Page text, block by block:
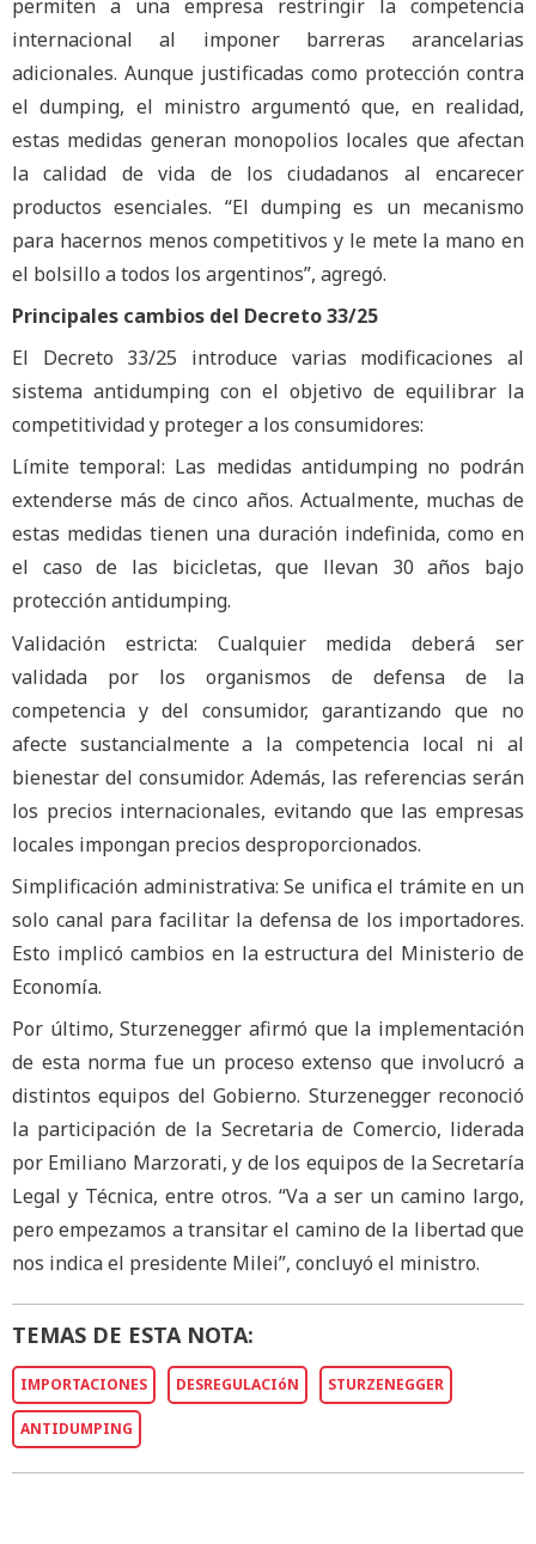
permiten a una empresa restringir la competencia
internacional al imponer barreras arancelarias
adicionales. Aunque justificadas como protección contra
el dumping, el ministro argumentó que, en realidad,
estas medidas generan monopolios locales que afectan
la calidad de vida de los ciudadanos al encarecer
productos esenciales. “El dumping es un mecanismo
para hacernos menos competitivos y le mete la mano en
el bolsillo a todos los argentinos”, agregó.
Principales cambios del Decreto 33/25
El Decreto 33/25 introduce varias modificaciones al
sistema antidumping con el objetivo de equilibrar la
competitividad y proteger a los consumidores:
Límite temporal: Las medidas antidumping no podrán
extenderse más de cinco años. Actualmente, muchas de
estas medidas tienen una duración indefinida, como en
el caso de las bicicletas, que llevan 30 años bajo
protección antidumping.
Validación estricta: Cualquier medida deberá ser
validada por los organismos de defensa de la
competencia y del consumidor, garantizando que no
afecte sustancialmente a la competencia local ni al
bienestar del consumidor. Además, las referencias serán
los precios internacionales, evitando que las empresas
locales impongan precios desproporcionados.
Simplificación administrativa: Se unifica el trámite en un
solo canal para facilitar la defensa de los importadores.
Esto implicó cambios en la estructura del Ministerio de
Economía.
Por último, Sturzenegger afirmó que la implementación
de esta norma fue un proceso extenso que involucró a
distintos equipos del Gobierno. Sturzenegger reconoció
la participación de la Secretaria de Comercio, liderada
por Emiliano Marzorati, y de los equipos de la Secretaría
Legal y Técnica, entre otros. “Va a ser un camino largo,
pero empezamos a transitar el camino de la libertad que
nos indica el presidente Milei”, concluyó el ministro.
TEMAS DE ESTA NOTA:
IMPORTACIONES DESREGULACIóN STURZENEGGER
ANTIDUMPING